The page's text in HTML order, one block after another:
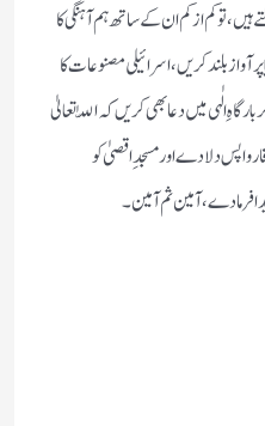
تو کم از کم ان کے ساتھ ہم آہنگی کا
بلند کریں، اسرائیلی مصنوعات کا
الٰہی میں دعا بھی کریں کہ اللّٰہ تعالیٰ
واپس دلادے اور مسجدِ اقصیٰ کو
فرمادے، آمین ثم آمین۔